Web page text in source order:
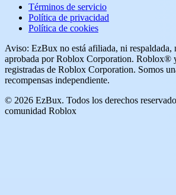
Términos de servicio
Política de privacidad
Política de cookies
Aviso: EzBux no está afiliada, ni respaldada,
aprobada por Roblox Corporation. Roblox®
registradas de Roblox Corporation. Somos
recompensas independiente.
© 2026 EzBux. Todos los derechos
comunidad Roblox